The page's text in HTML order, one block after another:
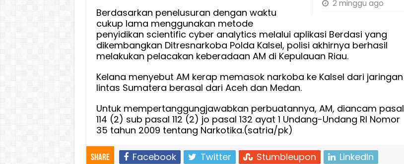
2 minggu ago
Berdasarkan penelusuran dengan waktu
cukup lama menggunakan metode
penyidikan scientific cyber analytics melalui aplikasi Berdasi yang
dikembangkan Ditresnarkoba Polda Kalsel, polisi akhirnya berhasil
melakukan pelacakan keberadaan AM di Kepulauan Riau.
Kelana menyebut AM kerap memasok narkoba ke Kalsel dari jaringan
lintas Sumatera berasal dari Aceh dan Medan.
Untuk mempertanggungjawabkan perbuatannya, AM, diancam pasal
114 (2) sub pasal 112 (2) jo pasal 132 ayat 1 Undang-Undang RI Nomor
35 tahun 2009 tentang Narkotika.(satria/pk)
Share Facebook Twitter Stumbleupon
LinkedIn